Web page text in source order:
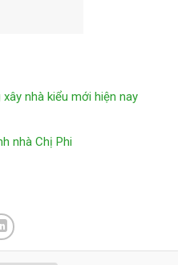
nhà kiểu mới hiện nay
nhà Chị Phi